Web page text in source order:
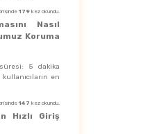
179 kez okundu.
Nasıl
Koruma
5 dakika
en
147 kez okundu.
Hızlı Giriş